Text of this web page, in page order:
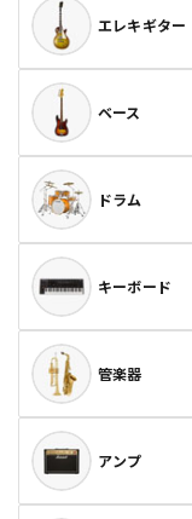
エレキギター
ベース
ドラム
キーボード
管楽器
アンプ